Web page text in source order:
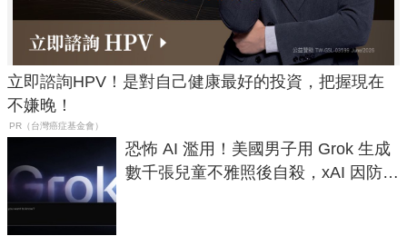
立即諮詢HPV！是對自己健康最好的投資，把握現在
不嫌晚！
PR（台灣癌症基金會）
恐怖 AI 濫用！美國男子用 Grok 生成
數千張兒童不雅照後自殺，xAI 因防護